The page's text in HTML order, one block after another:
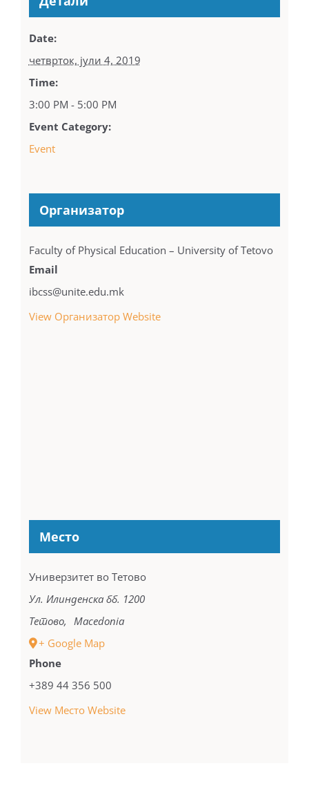
Date:
четврток, јули 4, 2019
Time:
3:00 PM - 5:00 PM
Event Category:
Event
Организатор
Faculty of Physical Education – University of Tetovo
Email
ibcss@unite.edu.mk
View Организатор Website
Место
Универзитет во Тетово
Ул. Илинденска бб. 1200
Тетово, Macedonia
+ Google Map
Phone
+389 44 356 500
View Место Website